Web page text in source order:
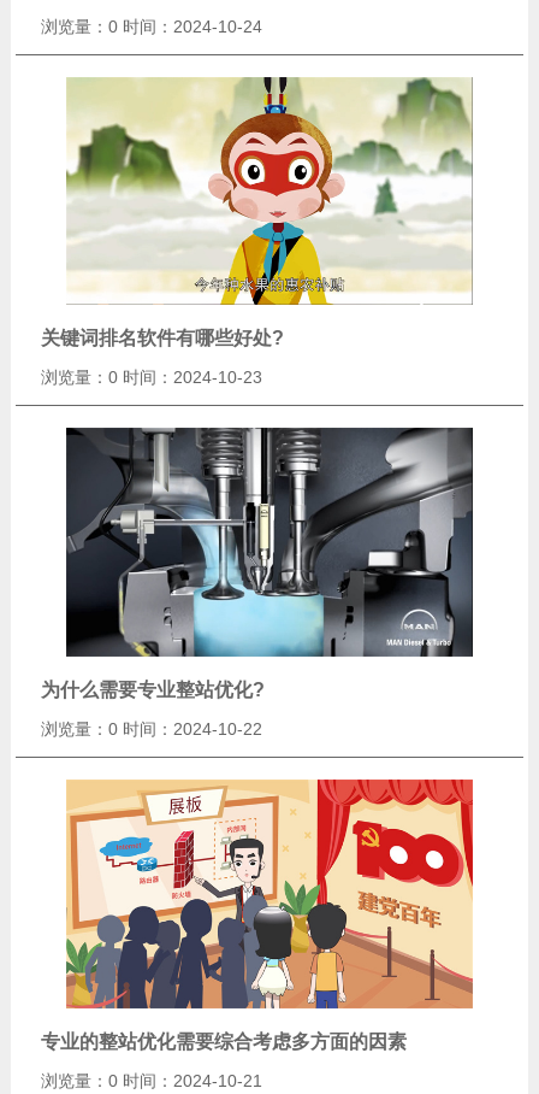
浏览量：0 时间：2024-10-24
关键词排名软件有哪些好处?
浏览量：0 时间：2024-10-23
为什么需要专业整站优化?
浏览量：0 时间：2024-10-22
专业的整站优化需要综合考虑多方面的因素
浏览量：0 时间：2024-10-21